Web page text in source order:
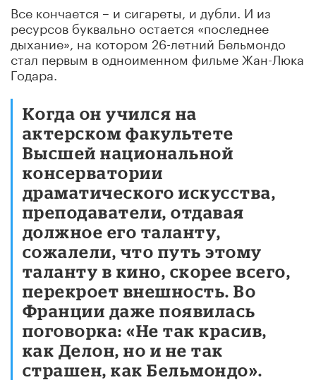
Все кончается – и сигареты, и дубли. И из
ресурсов буквально остается «последнее
дыхание», на котором 26-летний Бельмондо
стал первым в одноименном фильме Жан-Люка
Годара.
Когда он учился на
актерском факультете
Высшей национальной
консерватории
драматического искусства,
преподаватели, отдавая
должное его таланту,
сожалели, что путь этому
таланту в кино, скорее всего,
перекроет внешность. Во
Франции даже появилась
поговорка: «Не так красив,
как Делон, но и не так
страшен, как Бельмондо».